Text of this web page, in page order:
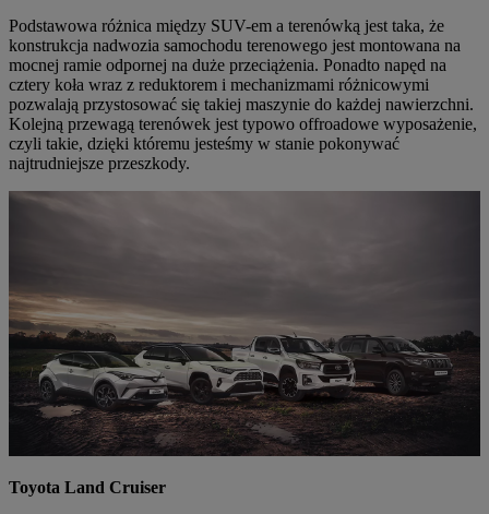
Podstawowa różnica między SUV-em a terenówką jest taka, że
konstrukcja nadwozia samochodu terenowego jest montowana na
mocnej ramie odpornej na duże przeciążenia. Ponadto napęd na
cztery koła wraz z reduktorem i mechanizmami różnicowymi
pozwalają przystosować się takiej maszynie do każdej nawierzchni.
Kolejną przewagą terenówek jest typowo offroadowe wyposażenie,
czyli takie, dzięki któremu jesteśmy w stanie pokonywać
najtrudniejsze przeszkody.
Toyota Land Cruiser